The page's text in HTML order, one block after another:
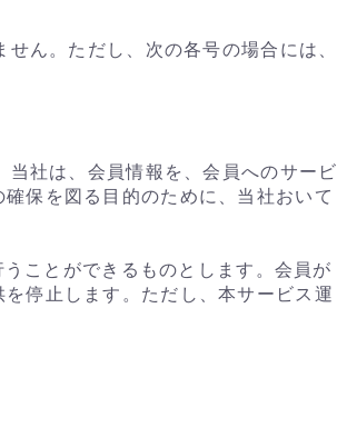
ん。ただし、次の各号の場合には、
社は、会員情報を、会員へのサービ
保を図る目的のために、当社おいて
ことができるものとします。会員が
停止します。ただし、本サービス運